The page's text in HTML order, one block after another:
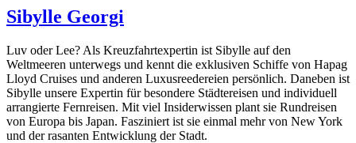
Sibylle Georgi
Luv oder Lee? Als Kreuzfahrtexpertin ist Sibylle auf den
Weltmeeren unterwegs und kennt die exklusiven Schiffe von Hapag
Lloyd Cruises und anderen Luxusreedereien persönlich. Daneben ist
Sibylle unsere Expertin für besondere Städtereisen und individuell
arrangierte Fernreisen. Mit viel Insiderwissen plant sie Rundreisen
von Europa bis Japan. Fasziniert ist sie einmal mehr von New York
und der rasanten Entwicklung der Stadt.